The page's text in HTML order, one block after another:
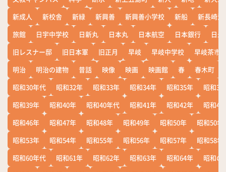
新成人
新校舎 新緑 新興善 新興善小学校 新船
新長崎漁
旅館
日宇中学校 日新丸 日本丸 日本航空 日本銀行
日
旧レスナー邸
旧日本軍 旧正月 早岐 早岐中学校
早岐茶市
明治
明治の建物 昔話 映像 映画 映画館 春 春木町
昭和30年代
昭和32年 昭和33年 昭和34年 昭和35年
昭和36
昭和39年
昭和40年 昭和40年代 昭和41年 昭和42年
昭和43
昭和46年
昭和47年 昭和48年 昭和49年 昭和50年
昭和50年
昭和53年
昭和54年 昭和55年 昭和56年 昭和57年
昭和58年
昭和60年代
昭和61年 昭和62年 昭和63年 昭和64年
昭和の